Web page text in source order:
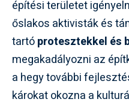
építési területet
őslakos aktivisták és
tartóprotesztekkel és
megakadályozni az
a hegy további
károkat okozna a